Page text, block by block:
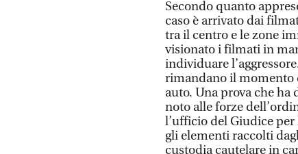
Secondo quanto
caso è arrivato dai
tra il centro e le zone
visionato i filmati in
individuare
rimandano il momento
auto. Una prova che ha
noto alle forze
l’ufficio del Giudice
gli elementi raccolti
custodia cautelare in